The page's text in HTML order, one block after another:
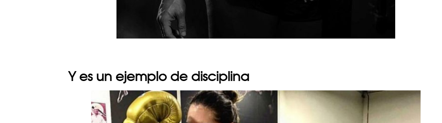
Y es un ejemplo de disciplina